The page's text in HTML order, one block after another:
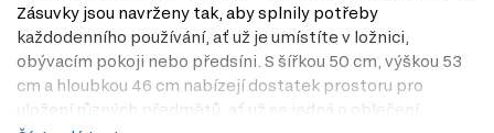
Zásuvky jsou navrženy tak, aby splnily potřeby
každodenního používání, ať už je umístíte v ložnici,
obývacím pokoji nebo předsíni. S šířkou 50 cm, výškou 53
cm a hloubkou 46 cm nabízejí dostatek prostoru pro
uložení různých předmětů, ať už se jedná o oblečení,